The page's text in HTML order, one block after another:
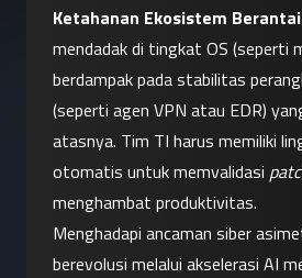
Ketahanan Ekosistem
mendadak di tingkat OS (seperti
berdampak pada stabilitas
(seperti agen VPN atau EDR)
atasnya. Tim TI harus memiliki
otomatis untuk memvalidasi
menghambat produktivitas.
Menghadapi ancaman siber
berevolusi melalui akselerasi AI